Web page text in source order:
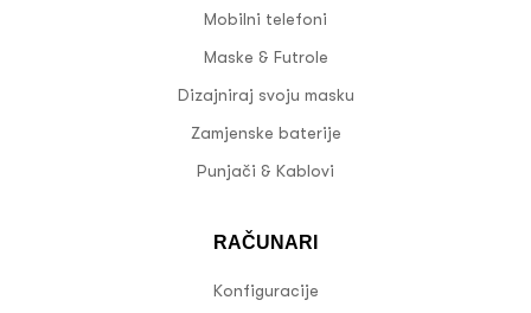
Mobilni telefoni
Maske & Futrole
Dizajniraj svoju masku
Zamjenske baterije
Punjači & Kablovi
RAČUNARI
Konfiguracije